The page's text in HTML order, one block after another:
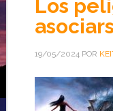
Los
19/05/2024POR